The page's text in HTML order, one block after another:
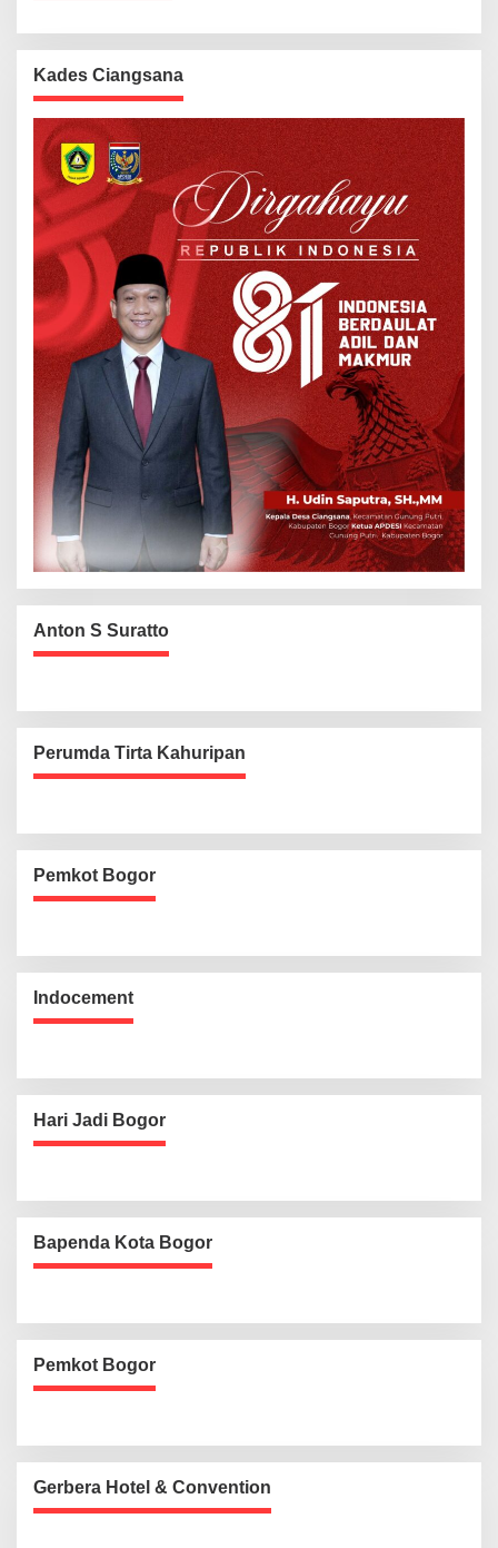
Kades Ciangsana
Anton S Suratto
Perumda Tirta Kahuripan
Pemkot Bogor
Indocement
Hari Jadi Bogor
Bapenda Kota Bogor
Pemkot Bogor
Gerbera Hotel & Convention